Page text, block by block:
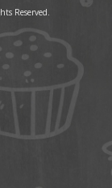
Reserved.